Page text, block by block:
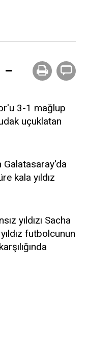
3-1 mağlup
uçuklatan
Galatasaray'da
kala yıldız
yıldızı Sacha
futbolcunun